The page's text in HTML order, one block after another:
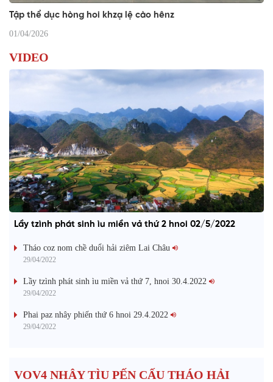
Tập thể dục hòng hoi khzạ lệ cào hênz
01/04/2026
VIDEO
Lầy tzình phát sinh ìu miền vả thứ 2 hnoi 02/5/2022
Tháo coz nom chề duổi hải ziêm Lai Châu
29/04/2022
Lầy tzình phát sinh ìu miền vả thứ 7, hnoi 30.4.2022
29/04/2022
Phai paz nhây phiến thứ 6 hnoi 29.4.2022
29/04/2022
VOV4 NHÂY TÌU PẾN CẤU THÁO HẢI